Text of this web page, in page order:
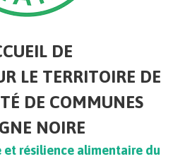
DE
LE TERRITOIRE DE
DE COMMUNES
NOIRE
et résilience alimentaire du